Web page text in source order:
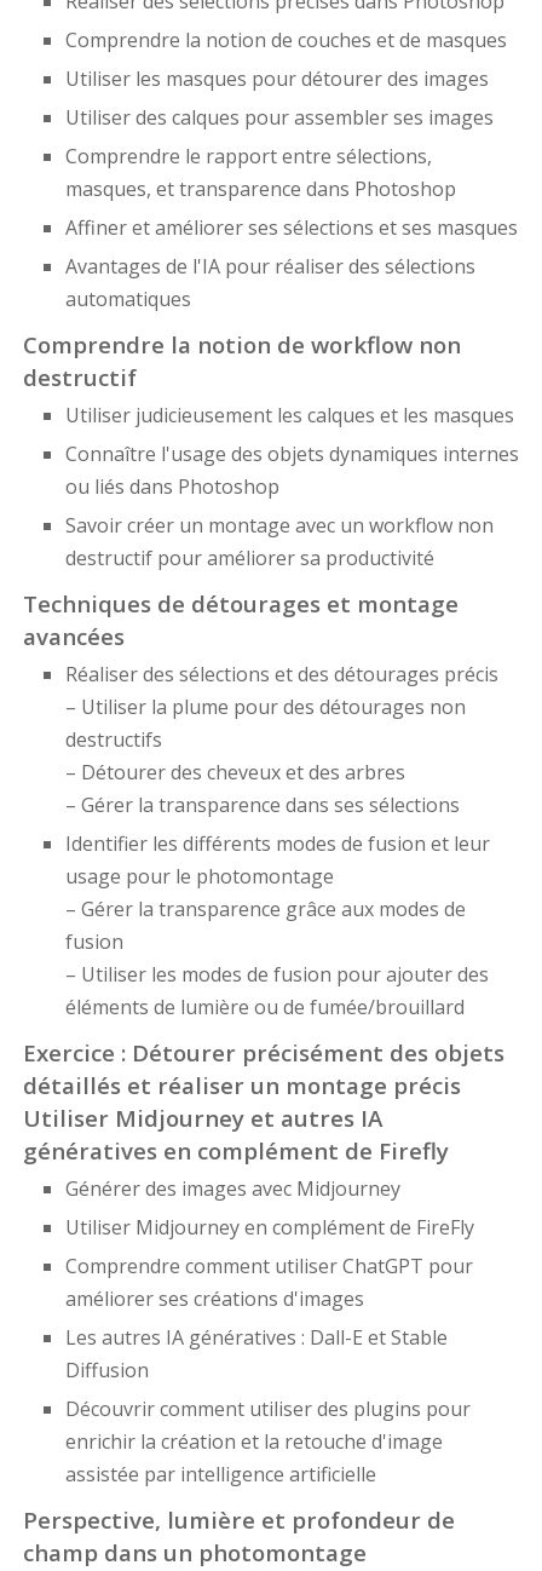
Comprendre la notion de couches et de masques
Utiliser les masques pour détourer des images
Utiliser des calques pour assembler ses images
Comprendre le rapport entre sélections,
masques, et transparence dans Photoshop
Affiner et améliorer ses sélections et ses masques
Avantages de l'IA pour réaliser des sélections
automatiques
Comprendre la notion de workflow non
destructif
Utiliser judicieusement les calques et les masques
Connaître l'usage des objets dynamiques internes
ou liés dans Photoshop
Savoir créer un montage avec un workflow non
destructif pour améliorer sa productivité
Techniques de détourages et montage
avancées
Réaliser des sélections et des détourages précis
– Utiliser la plume pour des détourages non
destructifs
– Détourer des cheveux et des arbres
– Gérer la transparence dans ses sélections
Identifier les différents modes de fusion et leur
usage pour le photomontage
– Gérer la transparence grâce aux modes de
fusion
– Utiliser les modes de fusion pour ajouter des
éléments de lumière ou de fumée/brouillard
Exercice : Détourer précisément des objets
détaillés et réaliser un montage précis
Utiliser Midjourney et autres IA
génératives en complément de Firefly
Générer des images avec Midjourney
Utiliser Midjourney en complément de FireFly
Comprendre comment utiliser ChatGPT pour
améliorer ses créations d'images
Les autres IA génératives : Dall-E et Stable
Diffusion
Découvrir comment utiliser des plugins pour
enrichir la création et la retouche d'image
assistée par intelligence artificielle
Perspective, lumière et profondeur de
champ dans un photomontage